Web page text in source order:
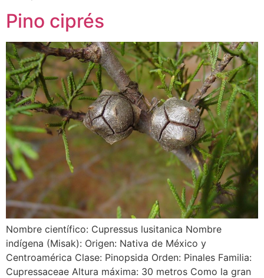
Pino ciprés
Nombre científico: Cupressus lusitanica Nombre
indígena (Misak): Origen: Nativa de México y
Centroamérica Clase: Pinopsida Orden: Pinales Familia:
Cupressaceae Altura máxima: 30 metros Como la gran